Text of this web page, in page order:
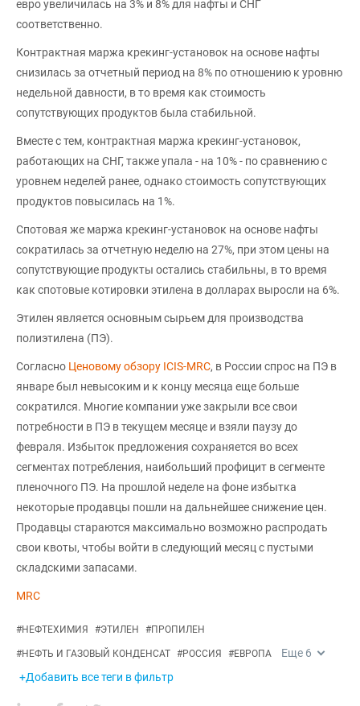
евро увеличилась на 3% и 8% для нафты и СНГ
соответственно.
Контрактная маржа крекинг-установок на основе нафты
снизилась за отчетный период на 8% по отношению к уровню
недельной давности, в то время как стоимость
сопутствующих продуктов была стабильной.
Вместе с тем, контрактная маржа крекинг-установок,
работающих на СНГ, также упала - на 10% - по сравнению с
уровнем неделей ранее, однако стоимость сопутствующих
продуктов повысилась на 1%.
Спотовая же маржа крекинг-установок на основе нафты
сократилась за отчетную неделю на 27%, при этом цены на
сопутствующие продукты остались стабильны, в то время
как спотовые котировки этилена в долларах выросли на 6%.
Этилен является основным сырьем для производства
полиэтилена (ПЭ).
Согласно Ценовому обзору ICIS-MRC, в России спрос на ПЭ в
январе был невысоким и к концу месяца еще больше
сократился. Многие компании уже закрыли все свои
потребности в ПЭ в текущем месяце и взяли паузу до
февраля. Избыток предложения сохраняется во всех
сегментах потребления, наибольший профицит в сегменте
пленочного ПЭ. На прошлой неделе на фоне избытка
некоторые продавцы пошли на дальнейшее снижение цен.
Продавцы стараются максимально возможно распродать
свои квоты, чтобы войти в следующий месяц с пустыми
складскими запасами.
MRC
#НЕФТЕХИМИЯ #ЭТИЛЕН #ПРОПИЛЕН
#НЕФТЬ И ГАЗОВЫЙ КОНДЕНСАТ #РОССИЯ #ЕВРОПА Еще 6
+Добавить все теги в фильтр